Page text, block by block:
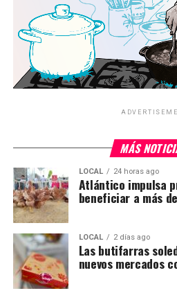
MÁS
LOCAL 24 horas ago
Atlántico impulsa
beneficiar a más
LOCAL 2 días ago
Las butifarras
nuevos mercados